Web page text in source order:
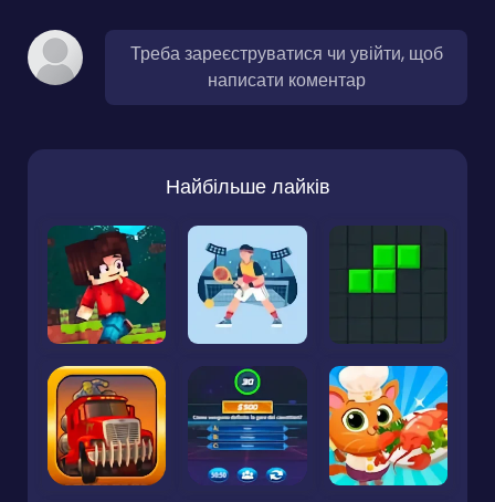
Треба зареєструватися чи увійти, щоб
написати коментар
Найбільше лайків